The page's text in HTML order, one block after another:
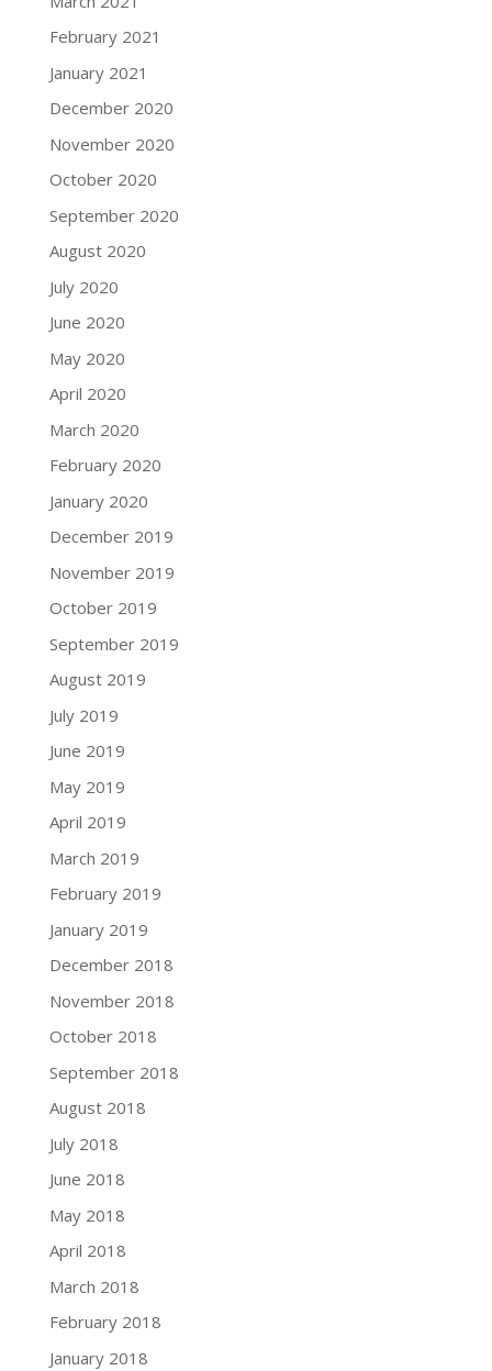
February 2021
January 2021
December 2020
November 2020
October 2020
September 2020
August 2020
July 2020
June 2020
May 2020
April 2020
March 2020
February 2020
January 2020
December 2019
November 2019
October 2019
September 2019
August 2019
July 2019
June 2019
May 2019
April 2019
March 2019
February 2019
January 2019
December 2018
November 2018
October 2018
September 2018
August 2018
July 2018
June 2018
May 2018
April 2018
March 2018
February 2018
January 2018